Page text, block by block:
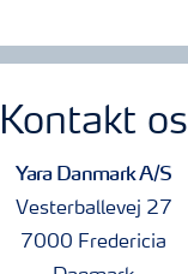
Kontakt os
Yara Danmark A/S
Vesterballevej 27
7000 Fredericia